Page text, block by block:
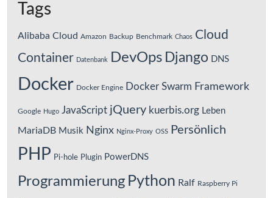
Tags
Alibaba Cloud Amazon Backup Benchmark Chaos Cloud
Container Datenbank DevOps Django DNS
Docker Docker Engine Docker Swarm Framework
Google Hugo JavaScript jQuery kuerbis.org Leben
MariaDB Musik Nginx Nginx-Proxy OSS Persönlich
PHP Pi-hole Plugin PowerDNS
Programmierung Python Ralf Raspberry Pi